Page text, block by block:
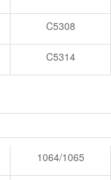
C5308
C5314
1064/1065